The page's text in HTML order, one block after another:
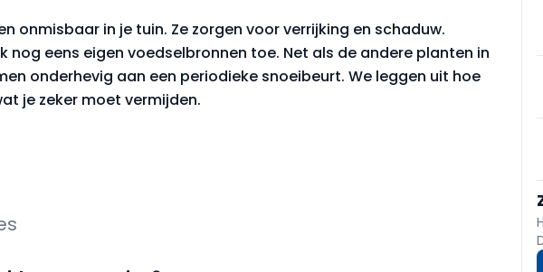
onmisbaar in je tuin. Ze zorgen voor verrijking en schaduw.
nog eens eigen voedselbronnen toe. Net als de andere planten in
onderhevig aan een periodieke snoeibeurt. We leggen uit hoe
je zeker moet vermijden.